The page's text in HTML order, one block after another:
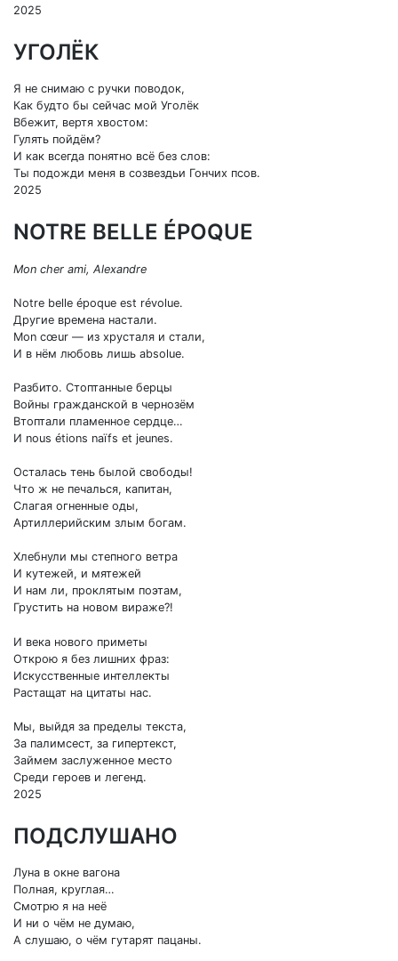
2025
УГОЛЁК
Я не снимаю с ручки поводок,
Как будто бы сейчас мой Уголёк
Вбежит, вертя хвостом:
Гулять пойдём?
И как всегда понятно всё без слов:
Ты подожди меня в созвездьи Гончих псов.
2025
NOTRE BELLE ÉPOQUE
Mon cher ami, Alexandre
Notre belle époque est révolue.
Другие времена настали.
Mon cœur — из хрусталя и стали,
И в нём любовь лишь аbsolue.
Разбито. Стоптанные берцы
Войны гражданской в чернозём
Втоптали пламенное сердце…
И nous étions naïfs et jeunes.
Осталась тень былой свободы!
Что ж не печалься, капитан,
Слагая огненные оды,
Артиллерийским злым богам.
Хлебнули мы степного ветра
И кутежей, и мятежей
И нам ли, проклятым поэтам,
Грустить на новом вираже?!
И века нового приметы
Открою я без лишних фраз:
Искусственные интеллекты
Растащат на цитаты нас.
Мы, выйдя за пределы текста,
За палимсест, за гипертекст,
Займем заслуженное место
Среди героев и легенд.
2025
ПОДСЛУШАНО
Луна в окне вагона
Полная, круглая…
Смотрю я на неё
И ни о чём не думаю,
А слушаю, о чём гутарят пацаны.